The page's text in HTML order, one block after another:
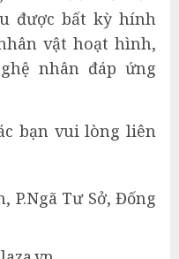
được bất kỳ hính
vật hoạt hình,
nhân đáp ứng
bạn vui lòng liên
P.Ngã Tư Sở, Đống